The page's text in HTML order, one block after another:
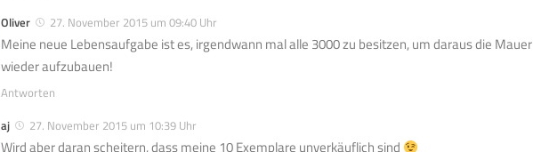
Oliver
27. November 2015 um 09:40 Uhr
Meine neue Lebensaufgabe ist es, irgendwann mal alle 3000 zu besitzen, um daraus die Mauer
wieder aufzubauen!
Antworten
aj
27. November 2015 um 10:39 Uhr
Wird aber daran scheitern, dass meine 10 Exemplare unverkäuflich sind